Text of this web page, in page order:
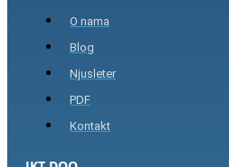
O nama
Blog
Njusleter
PDF
Kontakt